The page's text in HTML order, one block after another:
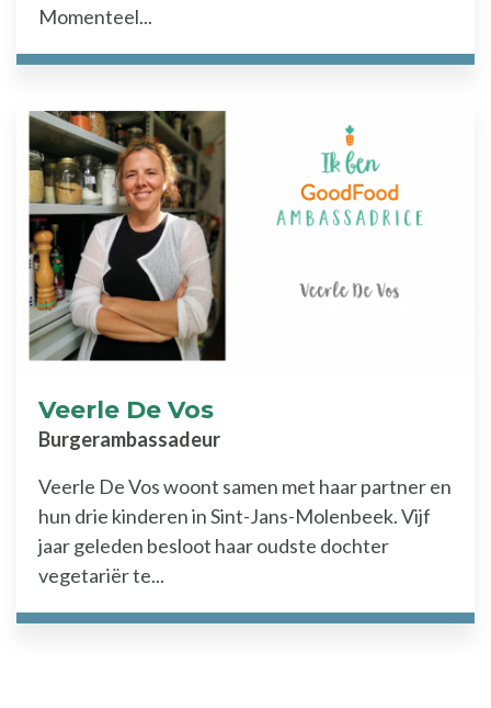
Momenteel...
Veerle De Vos
Burgerambassadeur
Veerle De Vos woont samen met haar partner en
hun drie kinderen in Sint-Jans-Molenbeek. Vijf
jaar geleden besloot haar oudste dochter
vegetariër te...